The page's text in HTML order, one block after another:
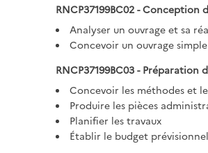
RNCP37199BC02 - Conception
Analyser un ouvrage et sa
Concevoir un ouvrage simple
RNCP37199BC03 - Préparation
Concevoir les méthodes et
Produire les pièces
Planifier les travaux
Établir le budget